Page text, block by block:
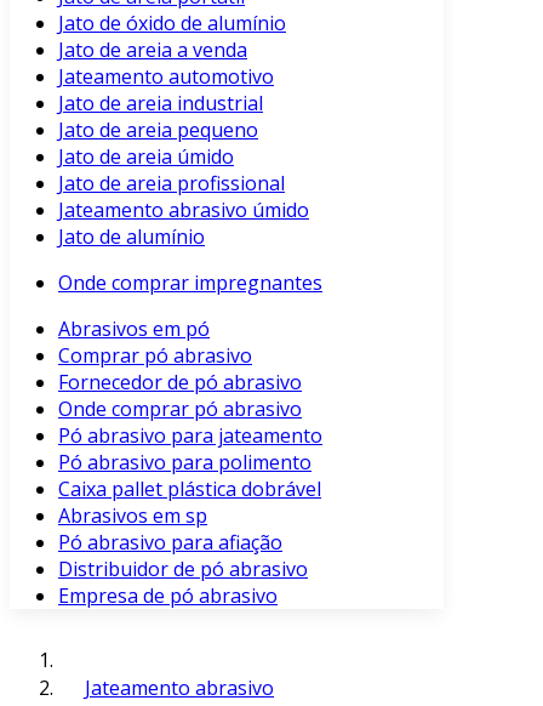
Jato de óxido de alumínio
Jato de areia a venda
Jateamento automotivo
Jato de areia industrial
Jato de areia pequeno
Jato de areia úmido
Jato de areia profissional
Jateamento abrasivo úmido
Jato de alumínio
Onde comprar impregnantes
Abrasivos em pó
Comprar pó abrasivo
Fornecedor de pó abrasivo
Onde comprar pó abrasivo
Pó abrasivo para jateamento
Pó abrasivo para polimento
Caixa pallet plástica dobrável
Abrasivos em sp
Pó abrasivo para afiação
Distribuidor de pó abrasivo
Empresa de pó abrasivo
Jateamento abrasivo